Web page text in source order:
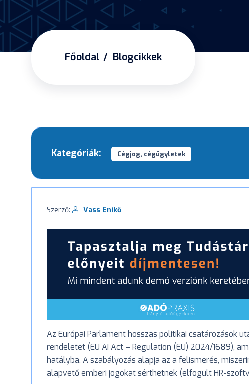
Főoldal Blogcikkek
Kategóriák: Cégjog, cégügyletek
Szerző: Vass Enikő
Az Európai Parlament hosszas politikai csatározások
rendeletet (EU AI Act – Regulation (EU) 2024/1689),
hatályba. A szabályozás alapja az a felismerés,
alapvető emberi jogokat sérthetnek (elfogult HR-